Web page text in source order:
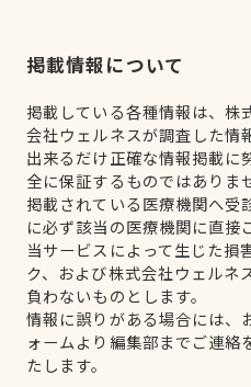
掲載情報について
掲載している各種情報は、株
会社ウェルネスが調査した情
出来るだけ正確な情報掲載に
全に保証するものではありま
掲載されている医療機関へ受
に必ず該当の医療機関に直接
当サービスによって生じた損
ク、および株式会社ウェルネ
負わないものとします。
情報に誤りがある場合には、
ォームより編集部までご連絡
たします。